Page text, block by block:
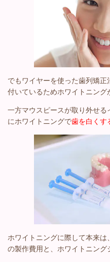
でもワイヤーを使った歯列矯
付いているためホワイトニング
一方マウスピースが取り外せ
にホワイトニングで歯を白くす
ホワイトニングに際して本来
の製作費用と、ホワイトニング